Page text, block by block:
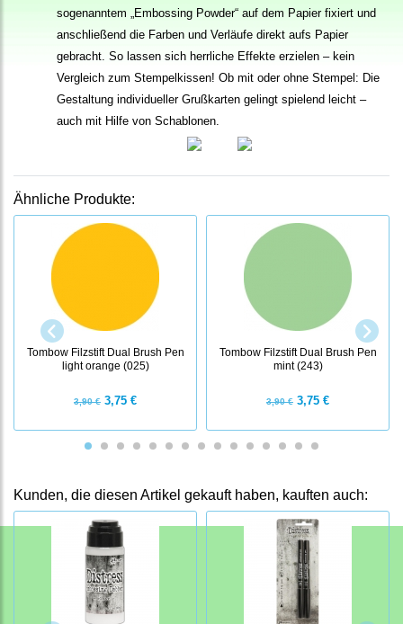
sogenanntem „Embossing Powder“ auf dem Papier fixiert und
anschließend die Farben und Verläufe direkt aufs Papier
gebracht. So lassen sich herrliche Effekte erzielen – kein
Vergleich zum Stempelkissen! Ob mit oder ohne Stempel: Die
Gestaltung individueller Grußkarten gelingt spielend leicht –
auch mit Hilfe von Schablonen.
Ähnliche Produkte:
Tombow Filzstift Dual Brush Pen
light orange (025)
3,90 € 3,75 €
Tombow Filzstift Dual Brush Pen
mint (243)
3,90 € 3,75 €
Kunden, die diesen Artikel gekauft haben, kauften auch: